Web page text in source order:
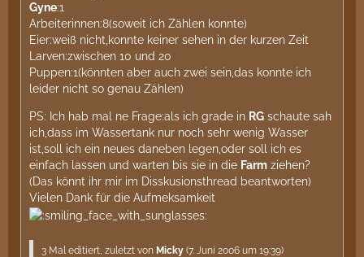
Gyne:1
Arbeiterinnen:8(soweit ich Zählen konnte)
Eier:weiß nicht,konnte keiner sehen in der kurzen Zeit
Larven:zwischen 10 und 20
Puppen:1(könnten aber auch zwei sein,das konnte ich
leider nicht so genau Zählen)
PS: Ich hab mal ne Frage:als ich grade in RG schaute sah
ich,dass im Wassertank nur noch sehr wenig Wasser
ist,soll ich ein neues daneben legen,oder soll ich es
einfach lassen und warten bis sie in die Farm ziehen?
(Das könnt ihr mir im Disskusionsthread beantworten)
Vielen Dank für die Aufmeksamkeit
3 Mal editiert, zuletzt von Micky (7. Juni 2006 um 19:39)